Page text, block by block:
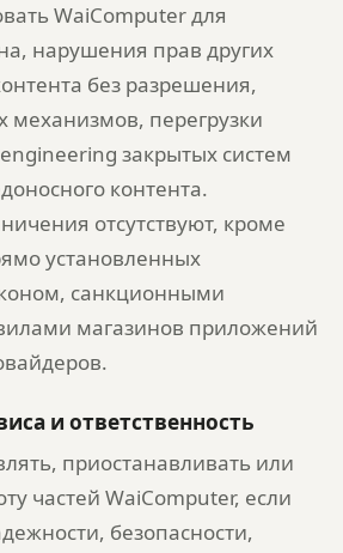
WaiComputer для
нарушения прав других
без разрешения,
механизмов, перегрузки
закрытых систем
контента.
отсутствуют, кроме
установленных
санкционными
магазинов приложений
и ответственность
приостанавливать или
частей WaiComputer, если
безопасности,